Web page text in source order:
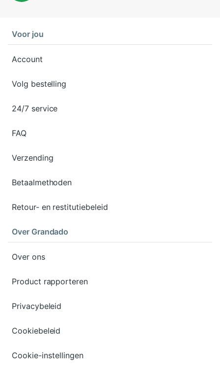
Voor jou
Account
Volg bestelling
24/7 service
FAQ
Verzending
Betaalmethoden
Retour- en restitutiebeleid
Over Grandado
Over ons
Product rapporteren
Privacybeleid
Cookiebeleid
Cookie-instellingen